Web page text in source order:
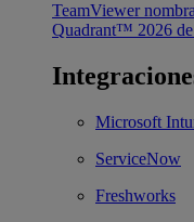
TeamViewer
Quadrant™ 2026
Microsoft
ServiceNow
Freshworks